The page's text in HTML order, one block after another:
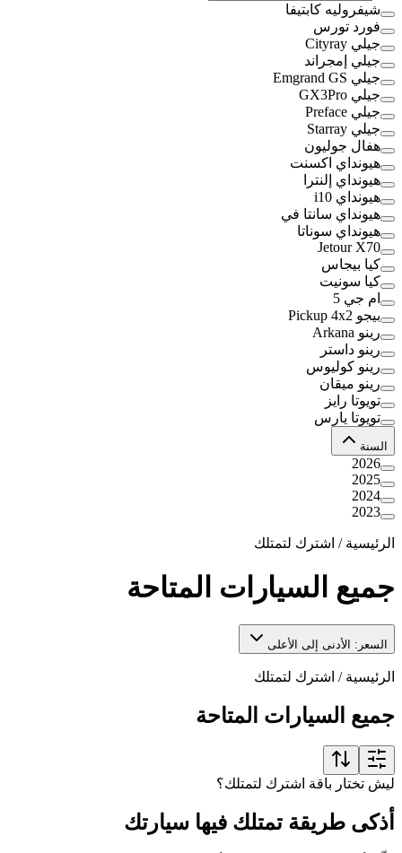
شيفروليه كابتيفا
فورد تورس
جيلي Cityray
جيلي إمجراند
جيلي Emgrand GS
جيلي GX3Pro
جيلي Preface
جيلي Starray
هفال جوليون
هيونداي اكسنت
هيونداي إلنترا
هيونداي i10
هيونداي سانتا في
هيونداي سوناتا
Jetour X70
كيا بيجاس
كيا سونيت
ام جي 5
بيجو Pickup 4x2
رينو Arkana
رينو داستر
رينو كوليوس
رينو ميقان
تويوتا رايز
تويوتا يارس
السنة
2026
2025
2024
2023
الرئيسية / اشترك لتمتلك
جميع السيارات المتاحة
السعر: الأدنى إلى الأعلى
الرئيسية / اشترك لتمتلك
جميع السيارات المتاحة
ليش تختار باقة اشترك لتمتلك؟
أذكى طريقة تمتلك فيها سيارتك